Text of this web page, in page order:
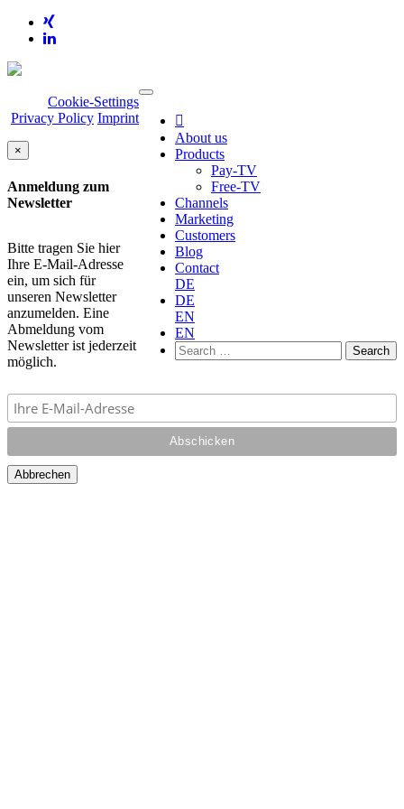

About us
Products
Pay-TV
Free-TV
Channels
Marketing
Customers
Blog
Contact
DE
DE
EN
EN
Search
for:
Cookie-Settings
Privacy Policy Imprint
×
Anmeldung zum
Newsletter
Bitte tragen Sie hier
Ihre E-Mail-Adresse
ein, um sich für
unseren Newsletter
anzumelden. Eine
Abmeldung vom
Newsletter ist jederzeit
möglich.
Abbrechen